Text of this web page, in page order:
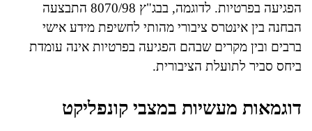
הפגיעה בפרטיות. לדוגמה, בבג"ץ 8070/98 התבצעה
הבחנה בין אינטרס ציבורי מהותי לחשיפת מידע אישי
ברבים ובין מקרים שבהם הפגיעה בפרטיות אינה עומדת
ביחס סביר לתועלת הציבורית.
דוגמאות מעשיות במצבי קונפליקט